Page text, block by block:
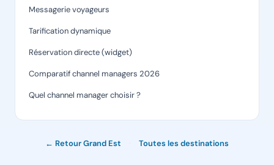
Messagerie voyageurs
Tarification dynamique
Réservation directe (widget)
Comparatif channel managers 2026
Quel channel manager choisir ?
← Retour Grand Est Toutes les destinations